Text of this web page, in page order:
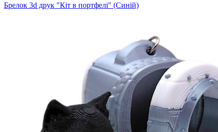
Брелок 3d друк "Кіт в портфелі" (Синій)